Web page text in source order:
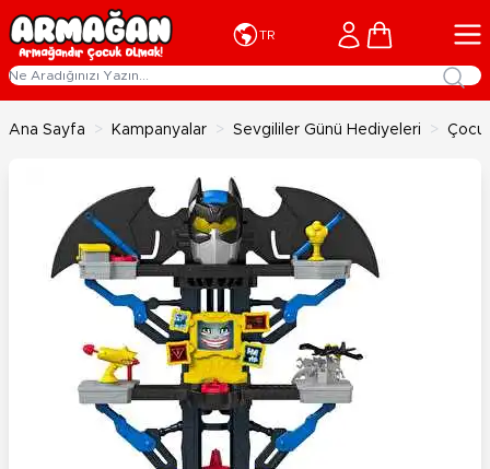
İçeriğe geç
TR Cart
Ana Sayfa > Kampanyalar > Sevgililer Günü Hediyeleri >